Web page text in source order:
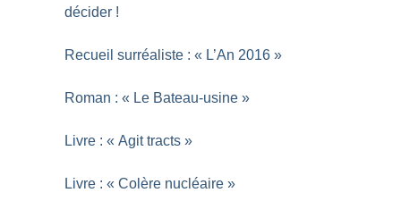
décider !
Recueil surréaliste : « L’An 2016 »
Roman : « Le Bateau-usine »
Livre : « Agit tracts »
Livre : « Colère nucléaire »